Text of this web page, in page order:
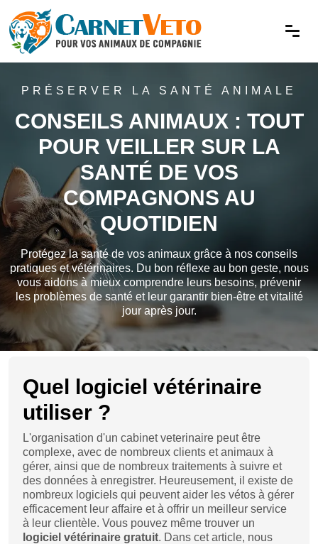
PRÉSERVER LA SANTÉ ANIMALE
CONSEILS ANIMAUX : TOUT
POUR VEILLER SUR LA
SANTÉ DE VOS
COMPAGNONS AU
QUOTIDIEN
Protégez la santé de vos animaux grâce à nos conseils
pratiques et vétérinaires. Du bon réflexe au bon geste, nous
vous aidons à mieux comprendre leurs besoins, prévenir
les problèmes de santé et leur garantir bien-être et vitalité
jour après jour.
Chats
Comment vermifuger un chat étape par
étape ?
Quel logiciel vétérinaire
utiliser ?
L'organisation d'un cabinet veterinaire peut être
complexe, avec de nombreux clients et animaux à
gérer, ainsi que de nombreux traitements à suivre et
des données à enregistrer. Heureusement, il existe de
nombreux logiciels qui peuvent aider les vétos à gérer
efficacement leur affaire et à offrir un meilleur service
à leur clientèle. Vous pouvez même trouver un
logiciel vétérinaire gratuit. Dans cet article, nous